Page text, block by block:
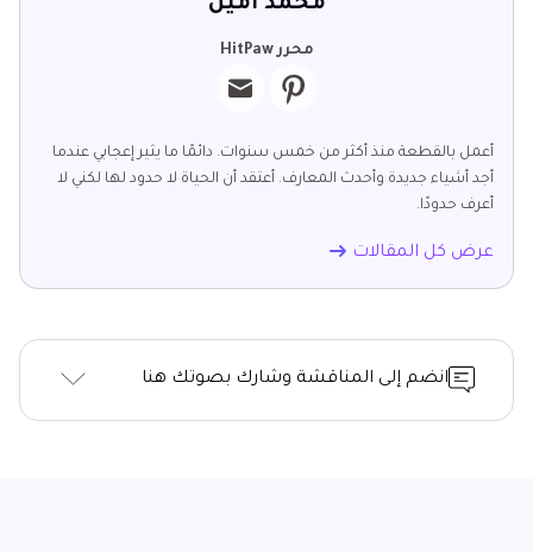
محرر HitPaw
أعمل بالقطعة منذ أكثر من خمس سنوات. دائمًا ما يثير إعجابي عندما
أجد أشياء جديدة وأحدث المعارف. أعتقد أن الحياة لا حدود لها لكني لا
أعرف حدودًا.
عرض كل المقالات
انضم إلى المناقشة وشارك بصوتك هنا